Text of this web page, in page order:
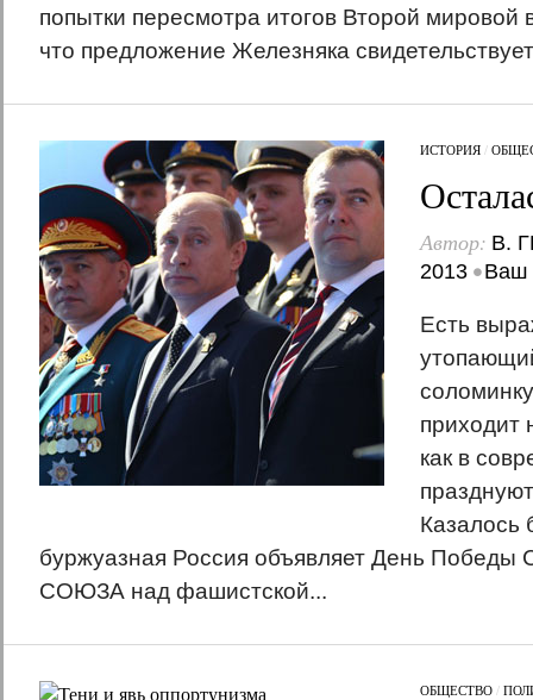
попытки пересмотра итогов Второй мировой
что предложение Железняка
ИСТОРИЯ/
Автор: В.
2013 •Ваш
Есть
приходит
как в
Казалось
буржуазная Россия объявляет День
СОЮЗА над фашистской...
ОБЩЕСТВО/